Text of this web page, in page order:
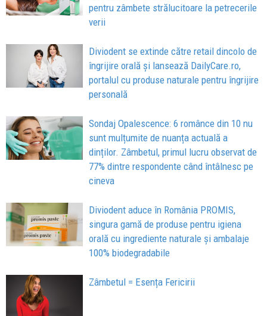
pentru zâmbete strălucitoare la petrecerile
verii
Diviodent se extinde către retail dincolo de
îngrijire orală și lansează DailyCare.ro,
portalul cu produse naturale pentru îngrijire
personală
Sondaj Opalescence: 6 românce din 10 nu
sunt mulțumite de nuanța actuală a
dinților. Zâmbetul, primul lucru observat de
77% dintre respondente când întâlnesc pe
cineva
Diviodent aduce în România PROMIS,
singura gamă de produse pentru igiena
orală cu ingrediente naturale și ambalaje
100% biodegradabile
Zâmbetul = Esența Fericirii